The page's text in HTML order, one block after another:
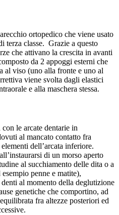
ortopedico che viene usato
terza classe. Grazie a questo
che attivano la crescita in avanti
da 2 appoggi esterni che
al viso (uno alla fronte e uno al
viene svolta dagli elastici
e alla maschera stessa.
le arcate dentarie in
al mancato contatto fra
dell’arcata inferiore.
di un morso aperto
al succhiamento delle dita o a
penne e matite),
al momento della deglutizione
genetiche che comportino, ad
fra altezze posteriori ed